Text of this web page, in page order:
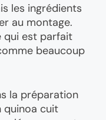
les ingrédients
au montage.
qui est parfait
beaucoup
la préparation
quinoa cuit